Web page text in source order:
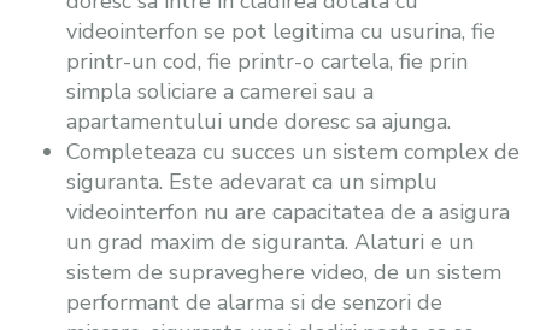
videointerfon se pot legitima cu usurina, fie
printr-un cod, fie printr-o cartela, fie prin
simpla soliciare a camerei sau a
apartamentului unde doresc sa ajunga.
Completeaza cu succes un sistem complex de
siguranta. Este adevarat ca un simplu
videointerfon nu are capacitatea de a asigura
un grad maxim de siguranta. Alaturi e un
sistem de supraveghere video, de un sistem
performant de alarma si de senzori de